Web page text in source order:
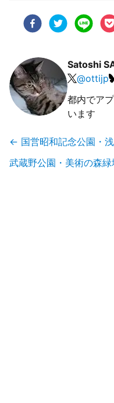
Satoshi
@ottijp
都内でア
います
← 国営昭和記念公園・
武蔵野公園・美術の森